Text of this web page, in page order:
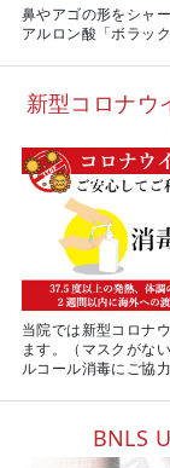
鼻やアゴの形をシャ
アルロン酸「ボラッ
新型コロナウ
当院では新型コロナ
ます。（マスクがな
ルコール消毒にご協
BNLS